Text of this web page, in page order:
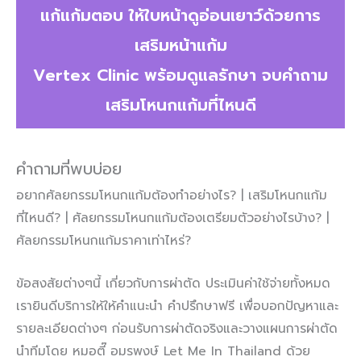
แก้แก้มตอบ ให้ใบหน้าดูอ่อนเยาว์ด้วยการ
เสริมหน้าแก้ม
Vertex Clinic พร้อมดูแลรักษา จบคำถาม
เสริมโหนกแก้มที่ไหนดี
คำถามที่พบบ่อย
อยากศัลยกรรมโหนกแก้มต้องทำอย่างไร? | เสริมโหนกแก้ม
ที่ไหนดี? | ศัลยกรรมโหนกแก้มต้องเตรียมตัวอย่างไรบ้าง? |
ศัลยกรรมโหนกแก้มราคาเท่าไหร่?
ข้อสงสัยต่างๆนี้ เกี่ยวกับการผ่าตัด ประเมินค่าใช้จ่ายทั้งหมด
เรายินดีบริการให้ให้คำแนะนำ คำปรึกษาฟรี เพื่อบอกปัญหาและ
รายละเอียดต่างๆ ก่อนรับการผ่าตัดจริงและวางแผนการผ่าตัด
นำทีมโดย หมอตี๊ อมรพงษ์ Let Me In Thailand ด้วย